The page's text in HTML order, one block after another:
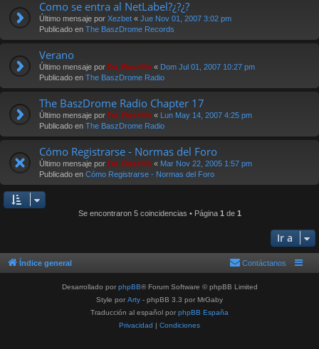
Como se entra al NetLabel?¿?¿?
Último mensaje por Xezbet « Jue Nov 01, 2007 3:02 pm
Publicado en The BaszDrome Records
Verano
Último mensaje por Da_BaszMo « Dom Jul 01, 2007 10:27 pm
Publicado en The BaszDrome Radio
The BaszDrome Radio Chapter 17
Último mensaje por Da_BaszMo « Lun May 14, 2007 4:25 pm
Publicado en The BaszDrome Radio
Cómo Registrarse - Normas del Foro
Último mensaje por Da_BaszMo « Mar Nov 22, 2005 1:57 pm
Publicado en Cómo Registrarse - Normas del Foro
Se encontraron 5 coincidencias • Página 1 de 1
Ir a
Índice general Contáctanos
Desarrollado por phpBB® Forum Software © phpBB Limited
Style por Arty - phpBB 3.3 por MrGaby
Traducción al español por phpBB España
Privacidad | Condiciones